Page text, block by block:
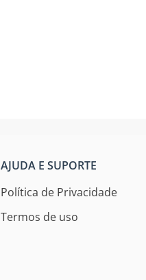
AJUDA E SUPORTE
Política de Privacidade
Termos de uso